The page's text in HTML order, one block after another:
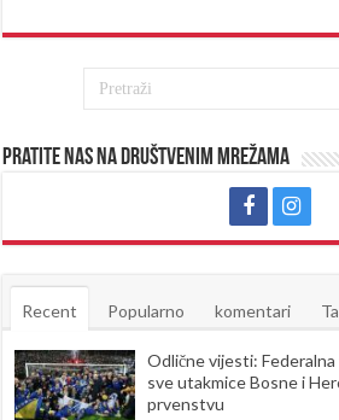
Pratite nas na društvenim mrežama
Recent Popularno komentari
Odlične vijesti:
sve utakmice Bosne i
prvenstvu